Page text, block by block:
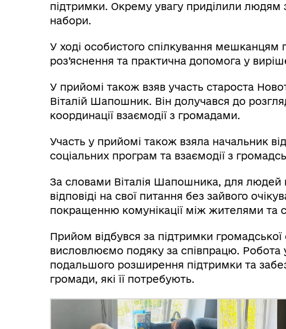
підтримки. Окрему увагу приділили людям
набори.
У ході особистого спілкування мешканцям
роз’яснення та практична допомога у
У прийомі також взяв участь староста
Віталій Шапошник. Він долучався до
координації взаємодії з громадами.
Участь у прийомі також взяла начальник
соціальних програм та взаємодії з
За словами Віталія Шапошника, для людей
відповіді на свої питання без зайвого
покращенню комунікації між жителями та
Прийом відбувся за підтримки громадської
висловлюємо подяку за співпрацю.
подальшого розширення підтримки та
громади, які її потребують.